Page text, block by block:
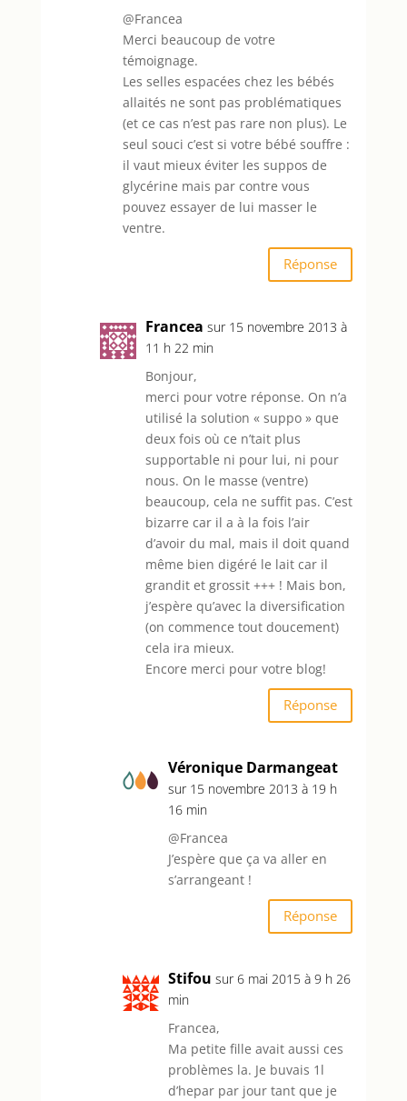
@Francea
Merci beaucoup de votre
témoignage.
Les selles espacées chez les bébés
allaités ne sont pas problématiques
(et ce cas n’est pas rare non plus). Le
seul souci c’est si votre bébé souffre :
il vaut mieux éviter les suppos de
glycérine mais par contre vous
pouvez essayer de lui masser le
ventre.
Réponse
Francea sur 15 novembre 2013 à
11 h 22 min
Bonjour,
merci pour votre réponse. On n’a
utilisé la solution « suppo » que
deux fois où ce n’tait plus
supportable ni pour lui, ni pour
nous. On le masse (ventre)
beaucoup, cela ne suffit pas. C’est
bizarre car il a à la fois l’air
d’avoir du mal, mais il doit quand
même bien digéré le lait car il
grandit et grossit +++ ! Mais bon,
j’espère qu’avec la diversification
(on commence tout doucement)
cela ira mieux.
Encore merci pour votre blog!
Réponse
Véronique Darmangeat
sur 15 novembre 2013 à 19 h
16 min
@Francea
J’espère que ça va aller en
s’arrangeant !
Réponse
Stifou sur 6 mai 2015 à 9 h 26
min
Francea,
Ma petite fille avait aussi ces
problèmes la. Je buvais 1l
d’hepar par jour tant que je